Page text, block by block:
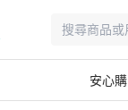
安心購